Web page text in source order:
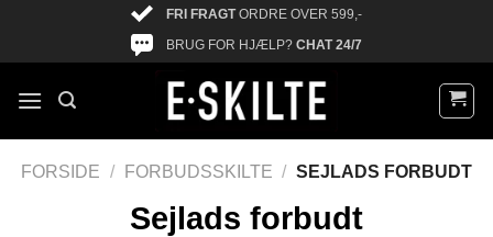
FRI FRAGTORDRE OVER 599,-
BRUG FOR HJÆLP? CHAT 24/7
Sejlads forbudt
FORSIDE / FORBUDSSKILTE / SEJLADS FORBUDT